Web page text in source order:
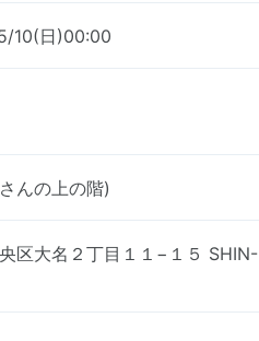
10(日)00:00
んの上の階)
区大名２丁目１１−１５ SHIN-